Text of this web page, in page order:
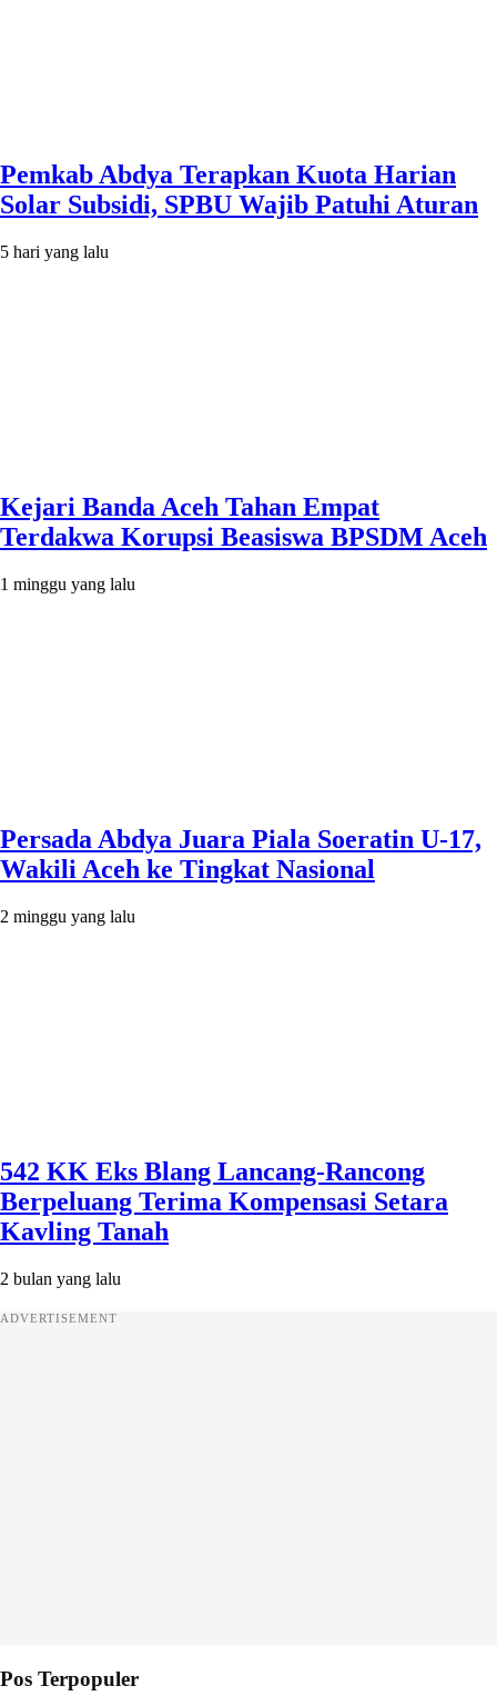
Pemkab Abdya Terapkan Kuota Harian
Solar Subsidi, SPBU Wajib Patuhi Aturan
5 hari yang lalu
Kejari Banda Aceh Tahan Empat
Terdakwa Korupsi Beasiswa BPSDM Aceh
1 minggu yang lalu
Persada Abdya Juara Piala Soeratin U-17,
Wakili Aceh ke Tingkat Nasional
2 minggu yang lalu
542 KK Eks Blang Lancang-Rancong
Berpeluang Terima Kompensasi Setara
Kavling Tanah
2 bulan yang lalu
ADVERTISEMENT
Pos Terpopuler